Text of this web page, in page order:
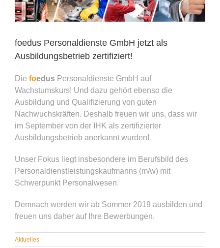
Bild
foedus Personaldienste GmbH jetzt als
Ausbildungsbetrieb zertifiziert!
Die foedus Personaldienste GmbH auf
Wachstumskurs! Und dazu gehört ebenso die
Ausbildung und Qualifizierung von guten
Nachwuchskräften. Deshalb freuen wir uns, dass wir
im September von der IHK als zertifizierter
Ausbildungsbetrieb anerkannt wurden!
Unser Fokus liegt insbesondere im Berufsbild des
Personaldienstleistungskaufmanns (m/w) mit
Schwerpunkt Personalwesen.
Demnach werden wir ab Sommer 2019 ausbilden und
freuen uns daher auf Ihre Bewerbungen.
Aktuelles